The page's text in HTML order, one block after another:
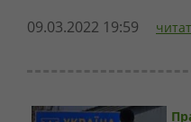
09.03.2022 19:59